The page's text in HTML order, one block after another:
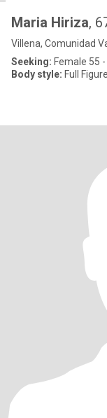
Maria Hiriza,
Villena, Comunidad
Seeking: Female 55
Body style: Full